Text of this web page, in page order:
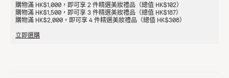
購物滿 HK$1,000，即可享 2 件精選美妝禮品（總值 HK$102）
購物滿 HK$1,500，即可享 3 件精選美妝禮品（總值 HK$187）
購物滿 HK$2,000，即可享 4 件精選美妝禮品（總值 HK$308）
立即選購